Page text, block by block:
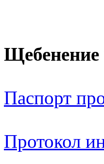
Паспорт
Протокол